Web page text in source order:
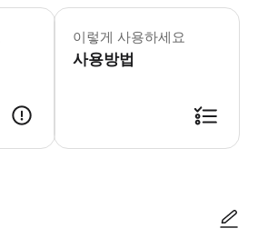
이렇게 사용하세요
사용방법